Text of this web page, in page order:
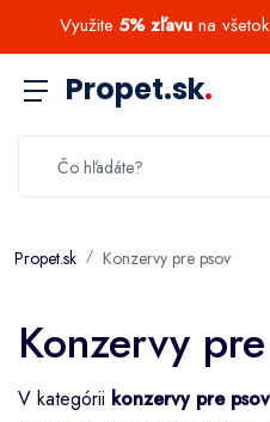
Využite 5% zľavu na
Propet.sk.
Propet.sk Konzervy pre psov
Konzervy
V kategórii konzervy pre psov